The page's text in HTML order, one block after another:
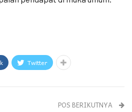
Twitter
POS BERIKUTNYA